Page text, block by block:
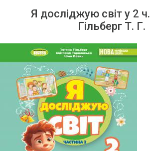
Я досліджую світ у 2
Гільберг Т. Г.